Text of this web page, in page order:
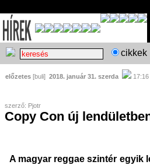
cikkek
előzetes [buli] 2018. január 31. szerda
17:16
szerző: Pjotr
Copy Con új
A magyar reggae szintér egyik